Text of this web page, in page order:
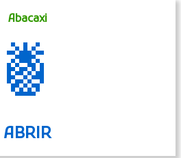
Abacaxi
🍍
ABRIR